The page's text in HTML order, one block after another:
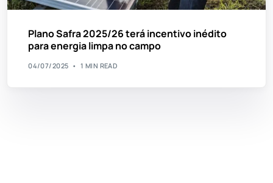
Plano Safra 2025/26 terá incentivo inédito
para energia limpa no campo
04/07/2025 1 MIN READ